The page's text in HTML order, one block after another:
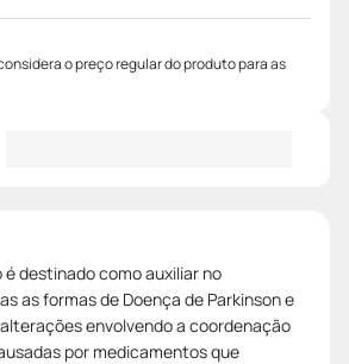
o preço regular do produto para as
destinado como auxiliar no
as formas de Doença de Parkinson e
envolvendo a coordenação
por medicamentos que